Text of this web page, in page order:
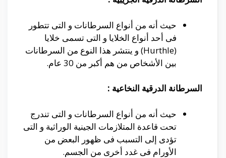
حيث أنه من أنواع السرطانات و التى تتطور
فى أحد أنواع الخلايا و التى تسمى خلايا
(Hurthle) و ينتشر هذا النوع من السرطانات
بين الأشخاص من هم أكبر من 30 عام.
السرطانة الدرقية النخاعية :
حيث أنه من أنواع السرطانات و التى تندرج
تحت قاعدة المتلازمات الجينية الوراثية و التى
تؤدى إلى التسبب فى ظهور البعض من
الأورام فى غدد أخرى من الجسم.